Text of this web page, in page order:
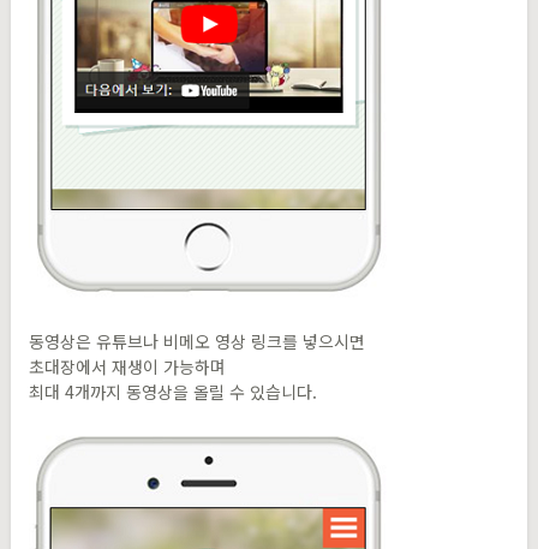
동영상은 유튜브나 비메오 영상 링크를 넣으시면
초대장에서 재생이 가능하며
최대 4개까지 동영상을 올릴 수 있습니다.